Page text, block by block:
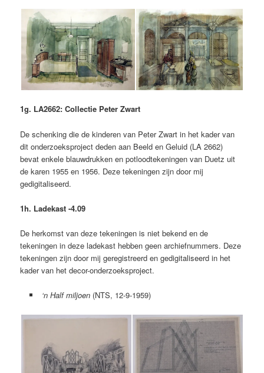
1g. LA2662: Collectie Peter Zwart
De schenking die de kinderen van Peter Zwart in het kader van
dit onderzoeksproject deden aan Beeld en Geluid (LA 2662)
bevat enkele blauwdrukken en potloodtekeningen van Duetz uit
de karen 1955 en 1956. Deze tekeningen zijn door mij
gedigitaliseerd.
1h. Ladekast -4.09
De herkomst van deze tekeningen is niet bekend en de
tekeningen in deze ladekast hebben geen archiefnummers. Deze
tekeningen zijn door mij geregistreerd en gedigitaliseerd in het
kader van het decor-onderzoeksproject.
‘n Half miljoen(NTS, 12-9-1959)